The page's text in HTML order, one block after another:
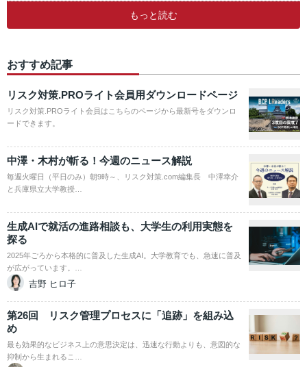
もっと読む
おすすめ記事
リスク対策.PROライト会員用ダウンロードページ
リスク対策.PROライト会員はこちらのページから最新号をダウンロ
ードできます。
中澤・木村が斬る！今週のニュース解説
毎週火曜日（平日のみ）朝9時～、リスク対策.com編集長 中澤幸介
と兵庫県立大学教授…
生成AIで就活の進路相談も、大学生の利用実態を
探る
2025年ごろから本格的に普及した生成AI。大学教育でも、急速に普及
が広がっています。…
吉野 ヒロ子
第26回 リスク管理プロセスに「追跡」を組み込
め
最も効果的なビジネス上の意思決定は、迅速な行動よりも、意図的な
抑制から生まれるこ…